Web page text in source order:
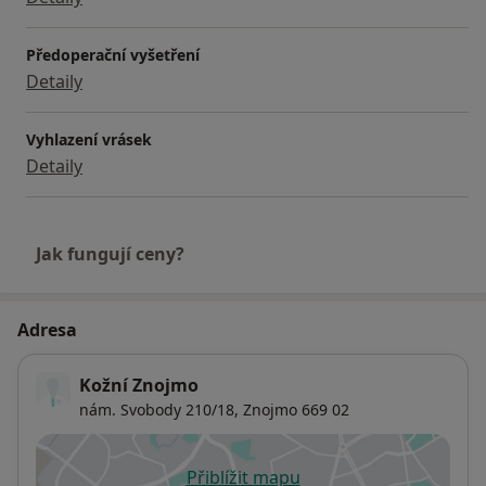
Předoperační vyšetření
Detaily
Vyhlazení vrásek
Detaily
Jak fungují ceny?
Adresa
Kožní Znojmo
nám. Svobody 210/18, Znojmo 669 02
Přiblížit mapu